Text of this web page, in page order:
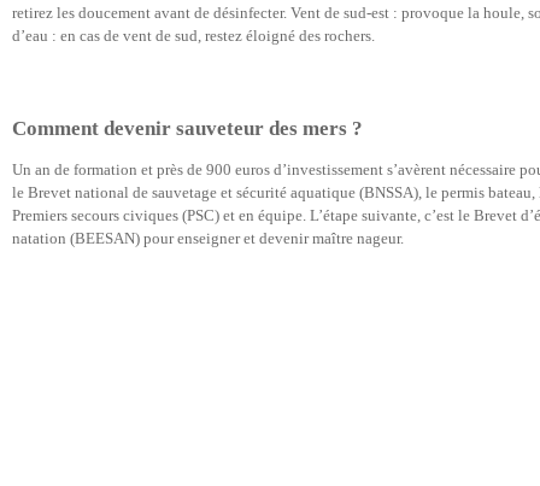
retirez les doucement avant de désinfecter. Vent de sud-est : provoque la houle,
d’eau : en cas de vent de sud, restez éloigné des rochers.
Comment devenir sauveteur des mers ?
Un an de formation et près de 900 euros d’investissement s’avèrent nécessaire
le Brevet national de sauvetage et sécurité aquatique (BNSSA), le permis
Premiers secours civiques (PSC) et en équipe. L’étape suivante, c’est le Brevet
natation (BEESAN) pour enseigner et devenir maître nageur.